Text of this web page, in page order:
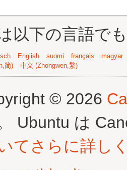
以下の言語で
English suomi français
magyar
简) 中文 (Zhongwen,繁)
© 2026
Ubuntu は
てさらに詳し